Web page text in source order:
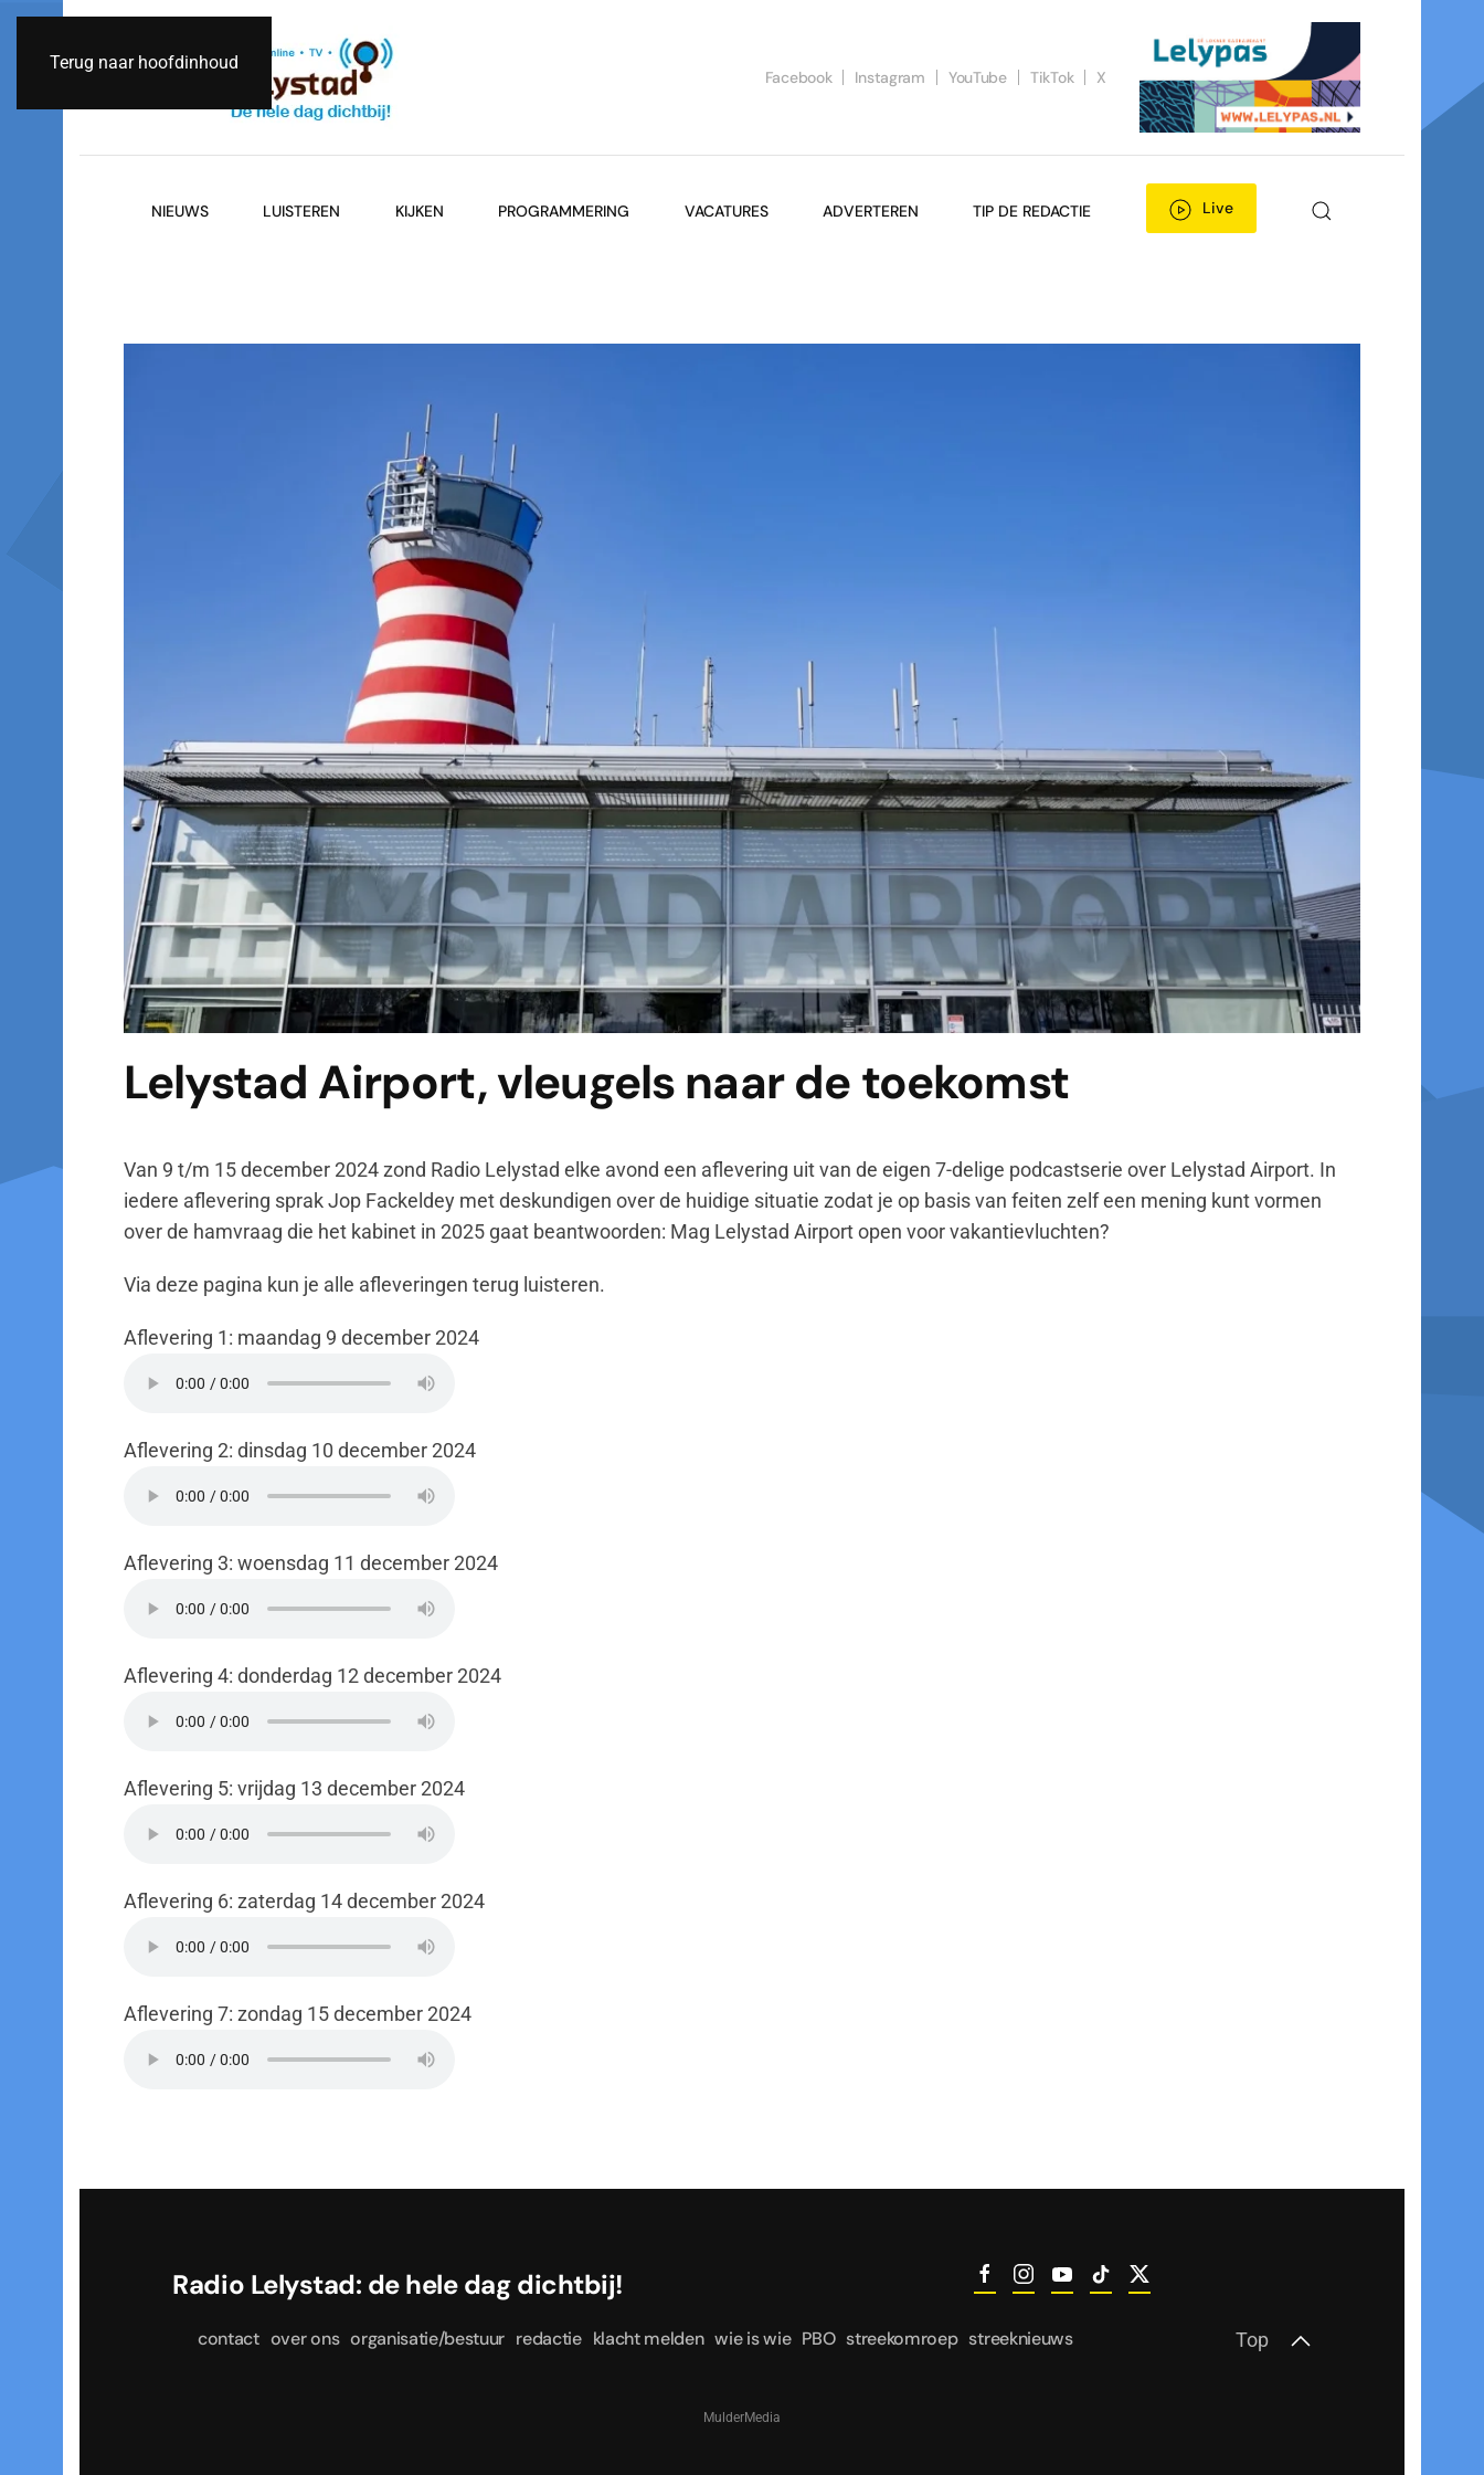
Terug naar hoofdinhoud
Facebook Instagram YouTube TikTok X
NIEUWS LUISTEREN KIJKEN PROGRAMMERING VACATURES ADVERTEREN TIP DE REDACTIE Live
Lelystad Airport, vleugels naar de toekomst
Van 9 t/m 15 december 2024 zond Radio Lelystad elke avond een aflevering uit van de eigen 7-delige podcastserie over Lelystad Airport. In
iedere aflevering sprak Jop Fackeldey met deskundigen over de huidige situatie zodat je op basis van feiten zelf een mening kunt vormen
over de hamvraag die het kabinet in 2025 gaat beantwoorden: Mag Lelystad Airport open voor vakantievluchten?
Via deze pagina kun je alle afleveringen terug luisteren.
Aflevering 1: maandag 9 december 2024
Aflevering 2: dinsdag 10 december 2024
Aflevering 3: woensdag 11 december 2024
Aflevering 4: donderdag 12 december 2024
Aflevering 5: vrijdag 13 december 2024
Aflevering 6: zaterdag 14 december 2024
Aflevering 7: zondag 15 december 2024
Radio Lelystad: de hele dag dichtbij!
contact over ons organisatie/bestuur redactie klacht melden wie is wie PBO streekomroep streeknieuws Top
MulderMedia